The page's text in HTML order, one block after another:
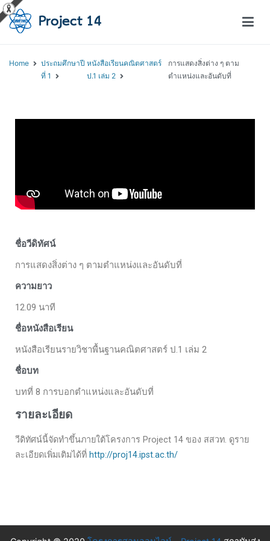
Home
ประถมศึกษาปี
ที่ 1
หนังสือเรียนคณิตศาสตร์
ป.1 เล่ม 2
การแสดงสิ่งต่าง ๆ ตาม
ตำแหน่งและอันดับที่
ชื่อวีดิทัศน์
การแสดงสิ่งต่าง ๆ ตามตำแหน่งและอันดับที่
ความยาว
12.09 นาที
ชื่อหนังสือเรียน
หนังสือเรียนรายวิชาพื้นฐานคณิตศาสตร์ ป.1 เล่ม 2
ชื่อบท
บทที่ 8 การบอกตำแหน่งและอันดับที่
รายละเอียด
วีดิทัศน์นี้จัดทำขึ้นภายใต้โครงการ Project 14 ของ สสวท. ดูราย
ละเอียดเพิ่มเติมได้ที่ http://proj14.ipst.ac.th/